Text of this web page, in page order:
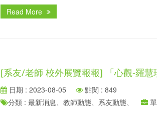
Read More
[系友/老師 校外展覽報報] 「心觀-羅慧
日期 : 2023-08-05
點閱 : 849
分類 : 最新消息、教師動態、系友動態、